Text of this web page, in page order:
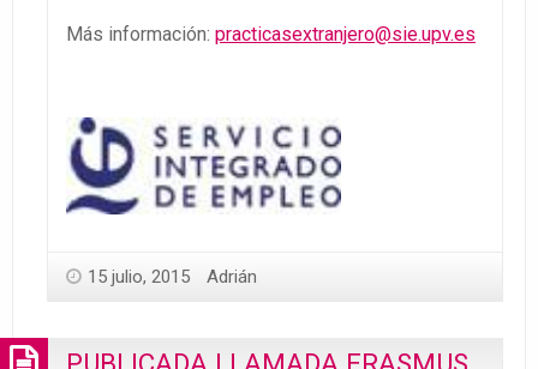
Más información: practicasextranjero@sie.upv.es
15 julio, 2015 Adrián